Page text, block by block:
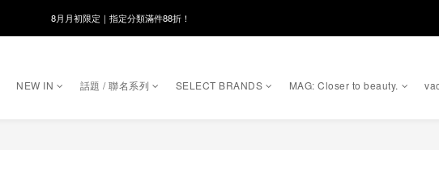
8月月初限定｜指定分類滿件88折！
線在，好事發生｜祈願新品 第2件享9折
8月月初限定｜指定分類滿件88折！
NEW IN 話題 / 聯名系列 SELECT BRANDS MAG: Closer to beauty.